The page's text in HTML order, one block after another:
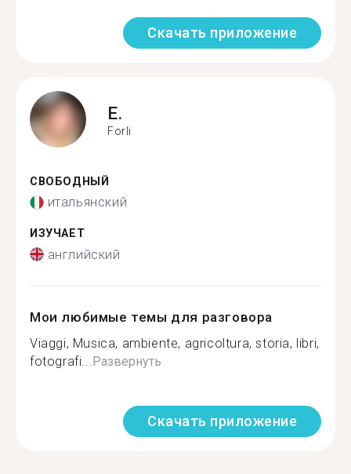
Скачать приложение
E.
Forli
СВОБОДНЫЙ
итальянский
ИЗУЧАЕТ
английский
Мои любимые темы для разговора
Viaggi, Musica, ambiente, agricoltura, storia, libri,
fotografi... Развернуть
Скачать приложение